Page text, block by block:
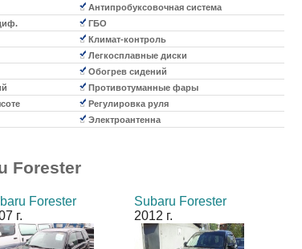
Антипробуксовочная система
ГБО
Климат-контроль
Легкосплавные диски
Обогрев сидений
Противотуманные фары
Регулировка руля
Электроантенна
Forester
Forester
г.
Subaru Forester
2012 г.